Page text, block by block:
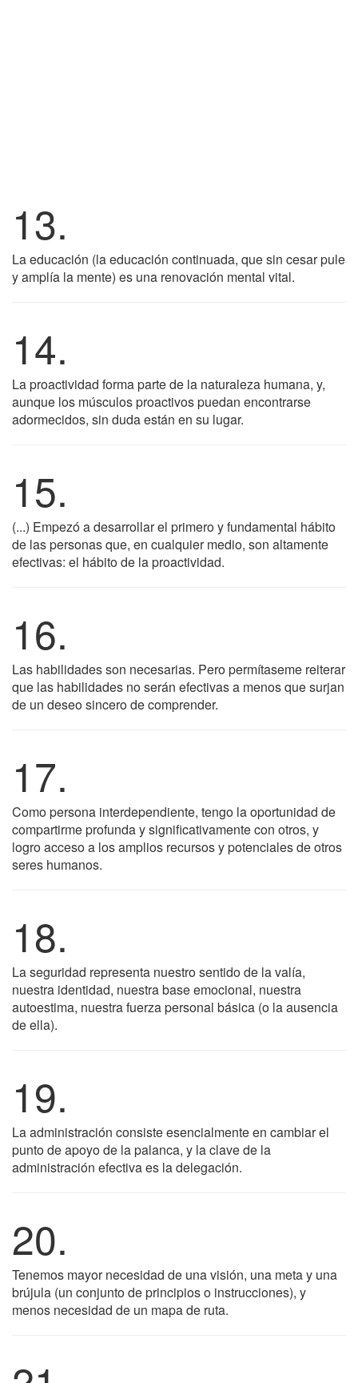
13.
La educación (la educación continuada, que sin cesar pule
y amplía la mente) es una renovación mental vital.
14.
La proactividad forma parte de la naturaleza humana, y,
aunque los músculos proactivos puedan encontrarse
adormecidos, sin duda están en su lugar.
15.
(...) Empezó a desarrollar el primero y fundamental hábito
de las personas que, en cualquier medio, son altamente
efectivas: el hábito de la proactividad.
16.
Las habilidades son necesarias. Pero permítaseme reiterar
que las habilidades no serán efectivas a menos que surjan
de un deseo sincero de comprender.
17.
Como persona interdependiente, tengo la oportunidad de
compartirme profunda y significativamente con otros, y
logro acceso a los amplios recursos y potenciales de otros
seres humanos.
18.
La seguridad representa nuestro sentido de la valía,
nuestra identidad, nuestra base emocional, nuestra
autoestima, nuestra fuerza personal básica (o la ausencia
de ella).
19.
La administración consiste esencialmente en cambiar el
punto de apoyo de la palanca, y la clave de la
administración efectiva es la delegación.
20.
Tenemos mayor necesidad de una visión, una meta y una
brújula (un conjunto de principios o instrucciones), y
menos necesidad de un mapa de ruta.